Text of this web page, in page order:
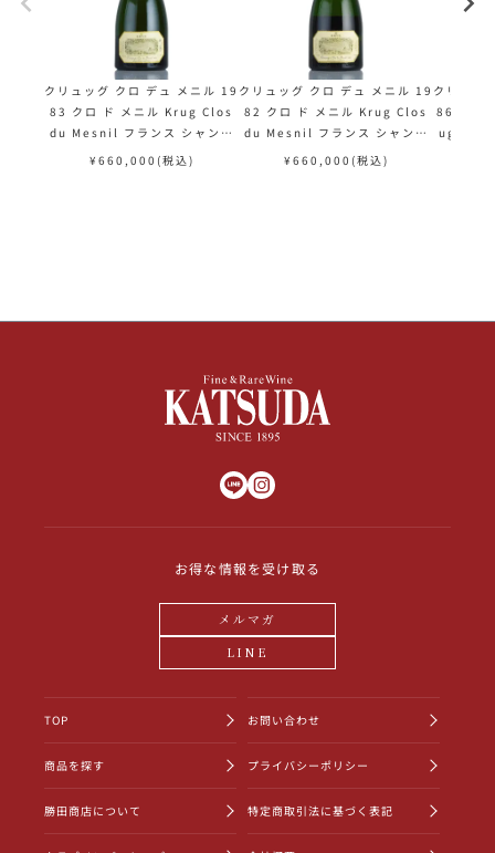
クリュッグ クロ デュ メニル 19
83 クロ ド メニル Krug Clos
du Mesnil フランス シャンパ
ン シャンパーニュ
¥ 660,000 (税込)
クリュッグ クロ デュ メニル 19
82 クロ ド メニル Krug Clos
du Mesnil フランス シャンパ
ン シャンパーニュ
¥ 660,000 (税込)
クリュッ
86 木箱
ug Clos
お得な情報を受け取る
メルマガ
LINE
TOP
商品を探す
勝田商店について
お問い合わせ
プライバシーポリシー
特定商取引法に基づく表記